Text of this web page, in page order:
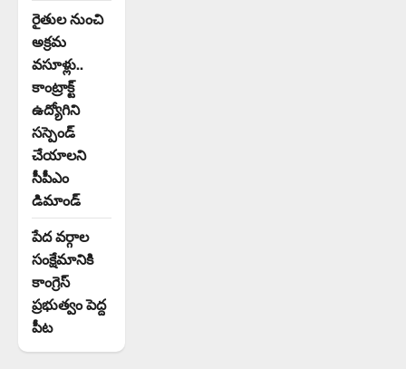
రైతుల నుంచి
అక్రమ
వసూళ్లు..
కాంట్రాక్ట్
ఉద్యోగిని
సస్పెండ్
చేయాలని
సీపీఎం
డిమాండ్
పేద వర్గాల
సంక్షేమానికి
కాంగ్రెస్
ప్రభుత్వం పెద్ద
పీట